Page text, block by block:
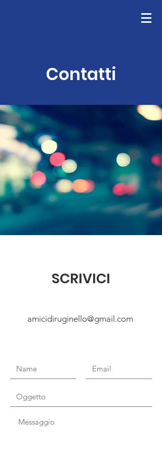
Contatti
SCRIVICI
amicidiruginello@gmail.com